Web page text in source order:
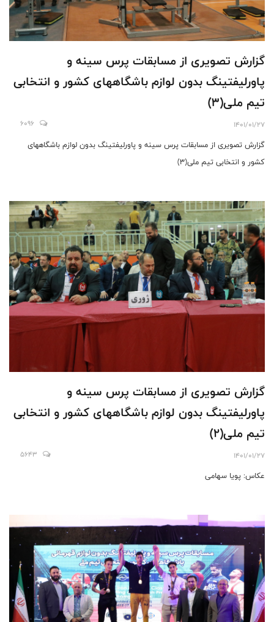
گزارش تصویری از مسابقات پرس سینه و
پاورلیفتینگ بدون لوازم باشگاههای کشور و انتخابی
تیم ملی(3)
1401/01/27
6096
گزارش تصویری از مسابقات پرس سینه و پاورلیفتینگ بدون لوازم باشگاههای
کشور و انتخابی تیم ملی(3)
گزارش تصویری از مسابقات پرس سینه و
پاورلیفتینگ بدون لوازم باشگاههای کشور و انتخابی
تیم ملی(2)
1401/01/27
5643
عکاس: پویا سهامی